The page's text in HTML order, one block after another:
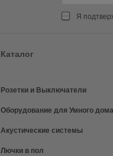
Я
Каталог
Розетки и Выключатели
Оборудование для Умного дома
Акустические системы
Лючки в пол